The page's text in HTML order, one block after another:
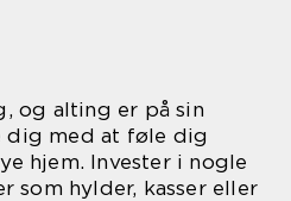
og alting er på sin
med at føle dig
hjem. Invester i nogle
som hylder, kasser eller